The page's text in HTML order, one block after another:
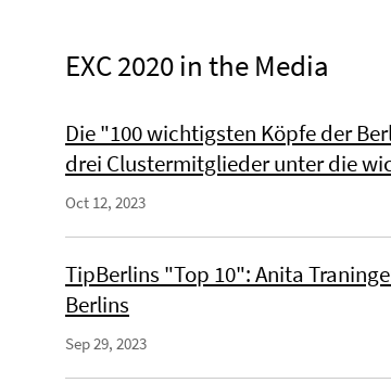
EXC 2020 in the Media
Die "100 wichtigsten Köpfe der
drei Clustermitglieder unter die
Oct 12, 2023
TipBerlins "Top 10": Anita
Berlins
Sep 29, 2023